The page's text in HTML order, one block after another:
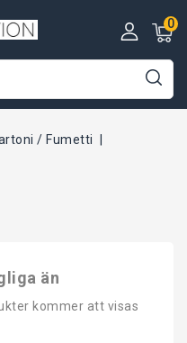
0
/ Fumetti
än
kommer att visas